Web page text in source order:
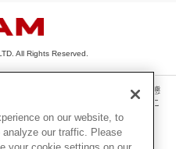
All Rights Reserved.
像・写真・動画・音声等を、手段や形態
断で複製、転載、ファイル化などするこ
ただけない場合があります。
on our website, to
our traffic. Please